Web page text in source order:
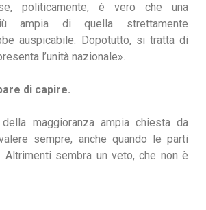
politicamente, è vero che una
ampia di quella strettamente
auspicabile. Dopotutto, si tratta di
l’unità nazionale».
di capire.
maggioranza ampia chiesta da
sempre, anche quando le parti
sembra un veto, che non è